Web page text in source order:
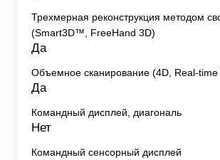
Трехмерная реконструкция методом
(Smart3D™, FreeHand 3D)
Да
Объемное сканирование (4D, Real-time
Да
Командный дисплей, диагональ
Нет
Командный сенсорный дисплей